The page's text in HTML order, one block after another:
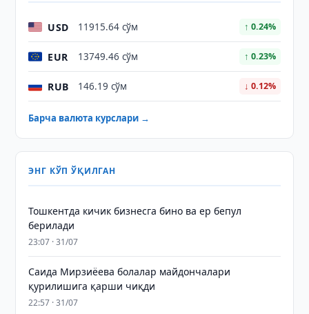
USD 11915.64 сўм ↑ 0.24%
EUR 13749.46 сўм ↑ 0.23%
RUB 146.19 сўм ↓ 0.12%
Барча валюта курслари →
ЭНГ КЎП ЎҚИЛГАН
Тошкентда кичик бизнесга бино ва ер бепул
берилади
23:07 · 31/07
Саида Мирзиёева болалар майдончалари
қурилишига қарши чиқди
22:57 · 31/07